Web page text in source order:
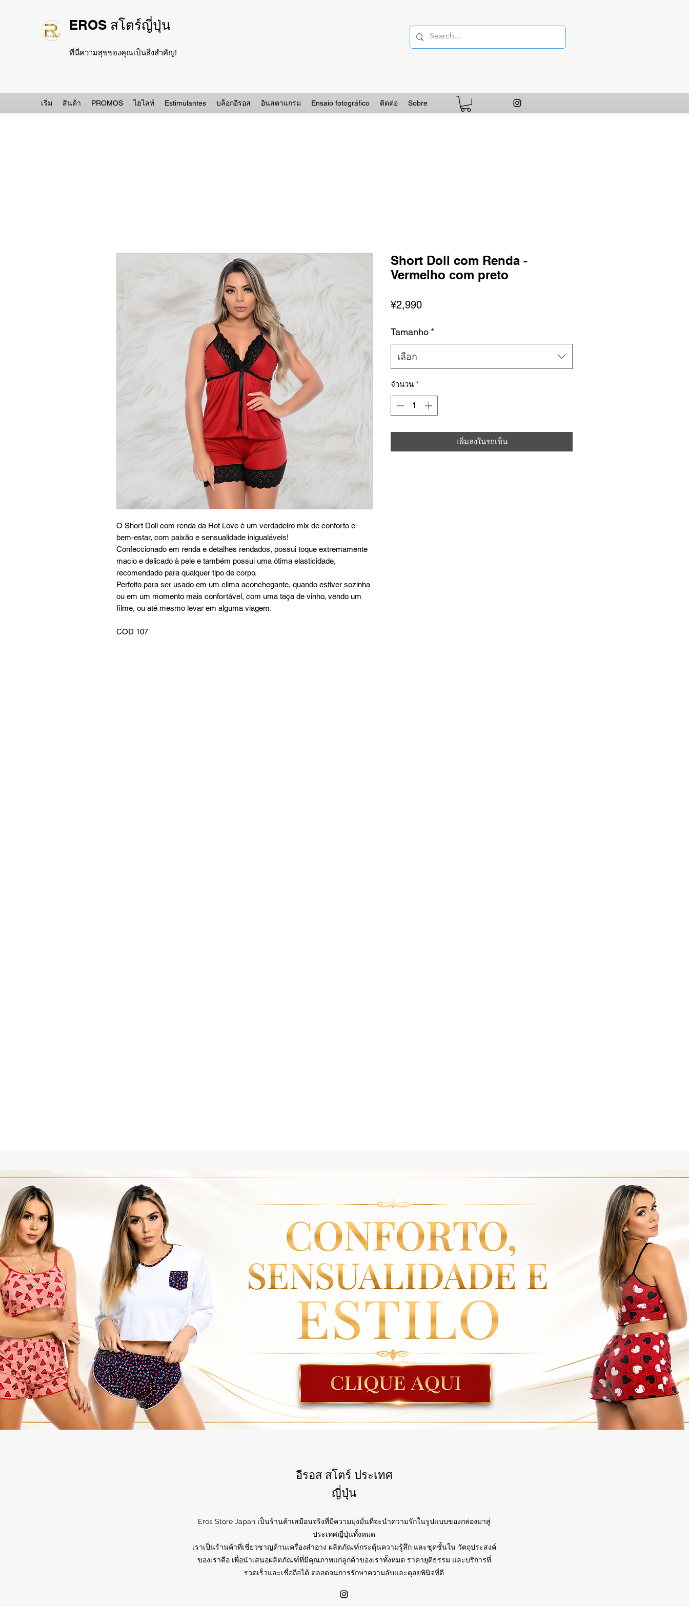
EROS สโตร์ญี่ปุ่น
ที่นี่ความสุขของคุณเป็นสิ่งสำคัญ!
เริ่ม สินค้า PROMOS ไฮไลท์ Estimulantes บล็อกอีรอส อินสตาแกรม Ensaio fotográfico ติดต่อ Sobre
O Short Doll com renda da Hot Love é um verdadeiro mix de conforto e
bem-estar, com paixão e sensualidade inigualáveis!
Confeccionado em renda e detalhes rendados, possui toque extremamente
macio e delicado à pele e também possui uma ótima elasticidade,
recomendado para qualquer tipo de corpo.
Perfeito para ser usado em um clima aconchegante, quando estiver sozinha
ou em um momento mais confortável, com uma taça de vinho, vendo um
filme, ou até mesmo levar em alguma viagem.
COD 107
Short Doll com Renda -
Vermelho com preto
¥2,990ราคา
Tamanho *
เลือก
จำนวน *
เพิ่มลงในรถเข็น
อีรอส สโตร์ ประเทศ
ญี่ปุ่น
Eros Store Japan เป็นร้านค้าเสมือนจริงที่มีความมุ่งมั่นที่จะนำความรักในรูปแบบของกล่องมาสู่
ประเทศญี่ปุ่นทั้งหมด
เราเป็นร้านค้าที่เชี่ยวชาญด้านเครื่องสำอาง ผลิตภัณฑ์กระตุ้นความรู้สึก และชุดชั้นใน วัตถุประสงค์
ของเราคือ เพื่อนำเสนอผลิตภัณฑ์ที่มีคุณภาพแก่ลูกค้าของเราทั้งหมด ราคายุติธรรม และบริการที่
รวดเร็วและเชื่อถือได้ ตลอดจนการรักษาความลับและดุลยพินิจที่ดี